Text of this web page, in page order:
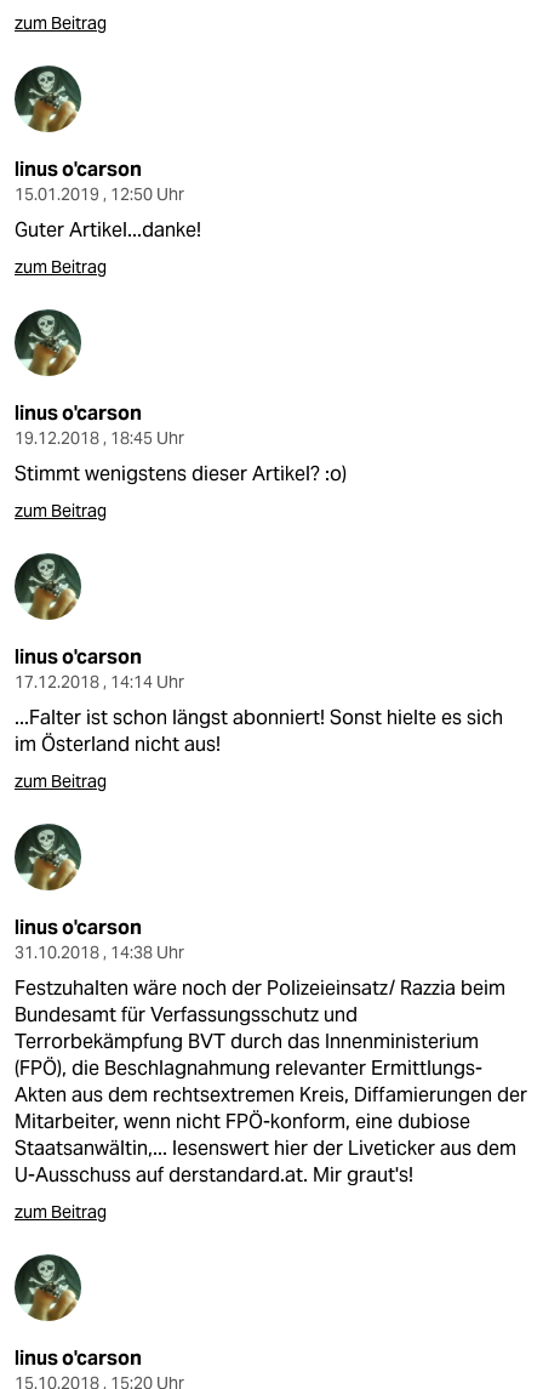
zum Beitrag
linus o'carson
15.01.2019 , 12:50 Uhr
Guter Artikel...danke!
zum Beitrag
linus o'carson
19.12.2018 , 18:45 Uhr
Stimmt wenigstens dieser Artikel? :o)
zum Beitrag
linus o'carson
17.12.2018 , 14:14 Uhr
...Falter ist schon längst abonniert! Sonst hielte es sich
im Österland nicht aus!
zum Beitrag
linus o'carson
31.10.2018 , 14:38 Uhr
Festzuhalten wäre noch der Polizeieinsatz/ Razzia beim
Bundesamt für Verfassungsschutz und
Terrorbekämpfung BVT durch das Innenministerium
(FPÖ), die Beschlagnahmung relevanter Ermittlungs-
Akten aus dem rechtsextremen Kreis, Diffamierungen der
Mitarbeiter, wenn nicht FPÖ-konform, eine dubiose
Staatsanwältin,... lesenswert hier der Liveticker aus dem
U-Ausschuss auf derstandard.at. Mir graut's!
zum Beitrag
linus o'carson
15.10.2018 , 15:20 Uhr